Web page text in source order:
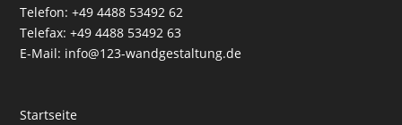
Telefon: +49 4488 53492 62
Telefax: +49 4488 53492 63
E-Mail: info@123-wandgestaltung.de
Startseite